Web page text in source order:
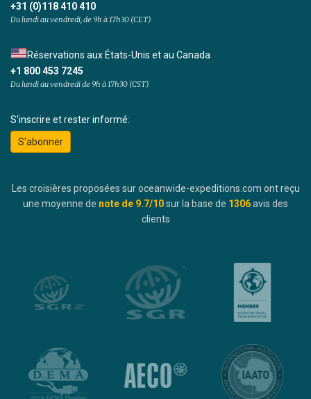
+31 (0)118 410 410
Du lundi au vendredi, de 9h à 17h30 (CET)
Réservations aux États-Unis et au Canada
+1 800 453 7245
Du lundi au vendredi de 9h à 17h30 (CST)
S'inscrire et rester informé:
S'abonner
Les croisières proposées sur oceanwide-expeditions.com ont reçu
une moyenne de note de 9.7/10sur la base de 1306avis des
clients